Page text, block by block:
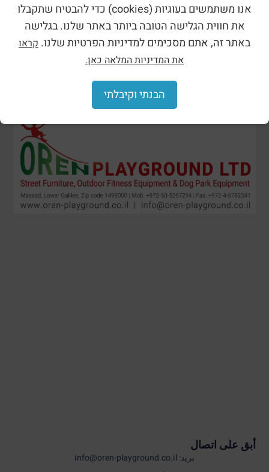
أبق على اتصال
بريد: info@oren-playground.co.il
אנו משתמשים בעוגיות (cookies) כדי להבטיח שתקבלו
את חווית הגלישה הטובה ביותר באתר שלנו. בגלישה
באתר זה, אתם מסכימים למדיניות הפרטיות שלנו. קראו
את המדיניות המלאה כאן.
הבנתי וקיבלתי